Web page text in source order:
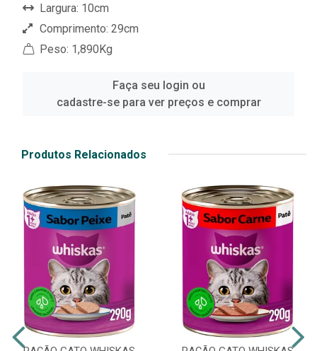
Largura: 10cm
Comprimento: 29cm
Peso: 1,890Kg
Faça seu login ou
cadastre-se para ver preços e comprar
Produtos Relacionados